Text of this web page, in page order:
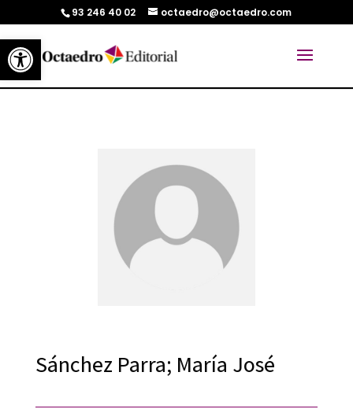
Abrir barra de herramientas
93 246 40 02 octaedro@octaedro.com
Sánchez Parra; María José